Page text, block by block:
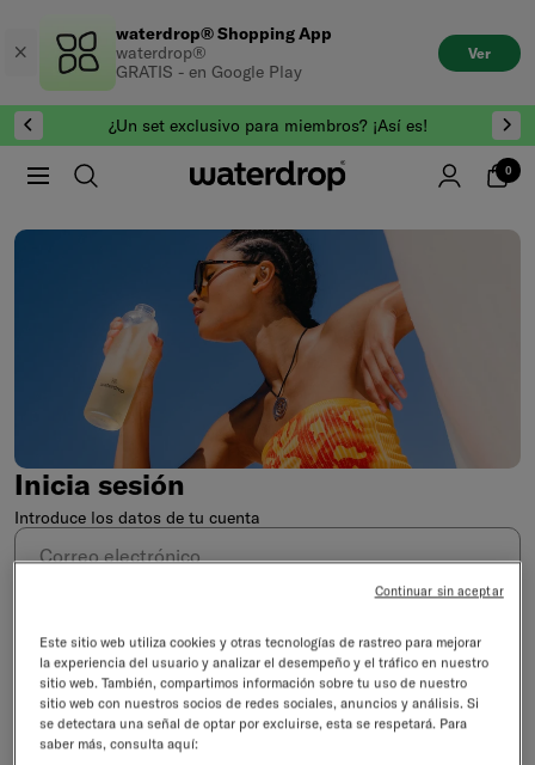
contenido
waterdrop® Shopping App
waterdrop®
GRATIS - en Google Play
Ver
¿Un set exclusivo para miembros? ¡Así es!
0
Inicia sesión
Introduce los datos de tu cuenta
Correo electrónico
Contraseña
INICIAR SESIÓN
¿Olvidaste la contraseña?
O
Este sitio web utiliza cookies y otras tecnologías de rastreo para mejorar
la experiencia del usuario y analizar el desempeño y el tráfico en nuestro
sitio web. También, compartimos información sobre tu uso de nuestro
sitio web con nuestros socios de redes sociales, anuncios y análisis. Si
se detectara una señal de optar por excluirse, esta se respetará. Para
saber más, consulta aquí:
Continuar sin aceptar